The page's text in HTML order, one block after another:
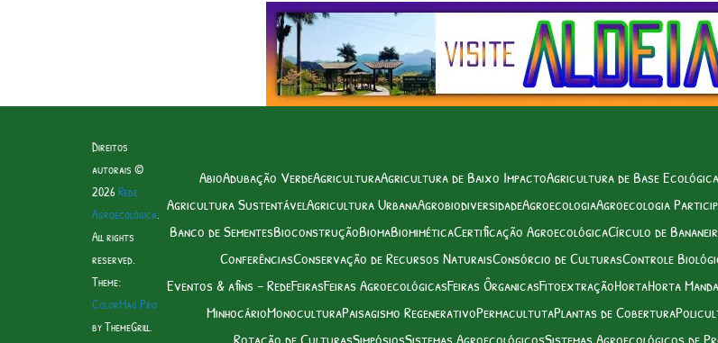
AbioAdubação VerdeAgriculturaAgricultura de Baixo ImpactoAgricultura de Base Ecológica
Agricultura SustentávelAgricultura UrbanaAgrobiodiversidadeAgroecologiaAgroecologia
Banco de SementesBioconstruçãoBiomaBiomiméticaCertificação AgroecológicaCírculo de
ConferênciasConservação de Recursos NaturaisConsórcio de CulturasControle
Eventos & afins – RedeFeirasFeiras AgroecológicasFeiras ÔrganicasFitoextraçãoHortaHorta
MinhocárioMonoculturaPaisagismo RegenerativoPermacultutaPlantas de Cobertura
Direitos
autorais ©
2026 Rede
Agroecológica
All rights
reserved.
Theme:
ColorMag Pro
by ThemeGrill.